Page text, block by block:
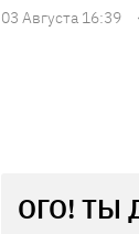
03 Августа 16:39
ОГО! ТЫ